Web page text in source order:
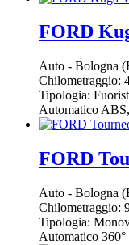
FORD
Auto - Bologna
Chilometraggio:
Tipologia:
Automatico
FORD
Auto - Bologna
Chilometraggio:
Tipologia:
Automatico